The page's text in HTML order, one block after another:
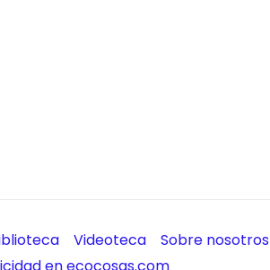
Videoteca
Sobre nosotros